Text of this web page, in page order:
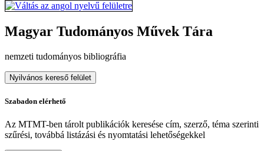
Magyar Tudományos Művek Tára
nemzeti tudományos bibliográfia
Nyilvános kereső felület
Szabadon elérhető
Az MTMT-ben tárolt publikációk keresése cím, szerző, téma szerinti
szűrési, továbbá listázási és nyomtatási lehetőségekkel